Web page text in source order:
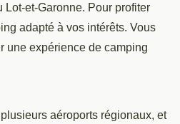
et-Garonne. Pour profiter
adapté à vos intérêts. Vous
une expérience de camping
aéroports régionaux, et